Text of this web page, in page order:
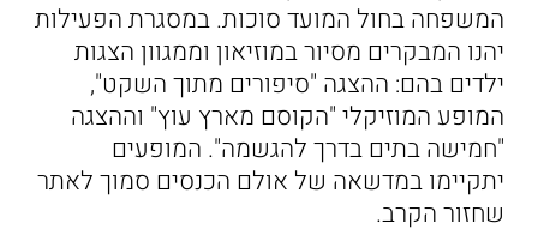
המשפחה בחול המועד סוכות. במסגרת הפעילות
יהנו המבקרים מסיור במוזיאון וממגוון הצגות
ילדים בהם: ההצגה "סיפורים מתוך השקט",
המופע המוזיקלי "הקוסם מארץ עוץ" וההצגה
"חמישה בתים בדרך להגשמה". המופעים
יתקיימו במדשאה של אולם הכנסים סמוך לאתר
שחזור הקרב.